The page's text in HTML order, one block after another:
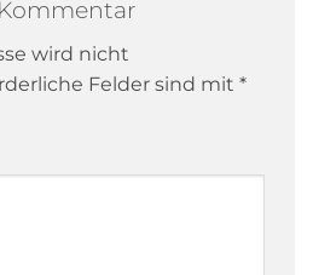
wird nicht
Felder sind mit *